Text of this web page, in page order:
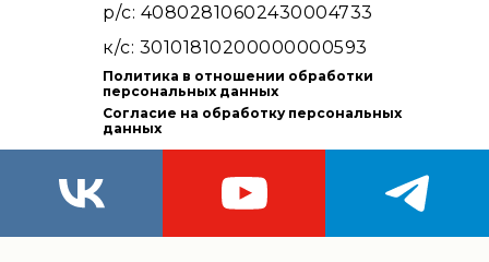
р/с: 40802810602430004733
к/с: 30101810200000000593
Политика в отношении обработки
персональных данных
Согласие на обработку персональных
данных